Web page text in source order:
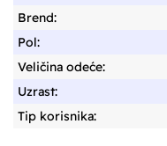
Brend:
Pol:
Veličina odeće:
Uzrast:
Tip korisnika: